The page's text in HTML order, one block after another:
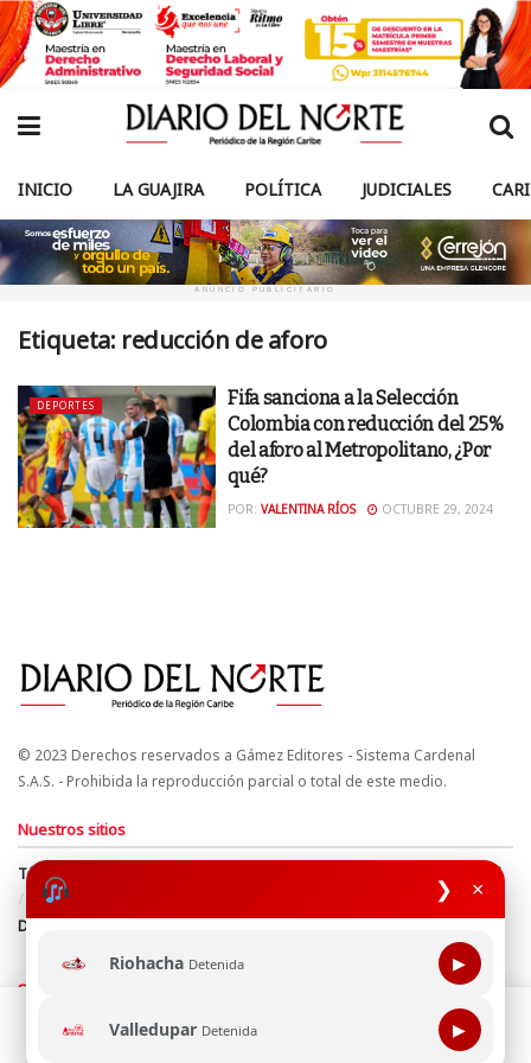
❯ ×
Riohacha Detenida ▶
Valledupar Detenida ▶
INICIO LA GUAJIRA POLÍTICA JUDICIALES
ANUNCIO PUBLICITARIO
Etiqueta: reducción de aforo
DEPORTES
Fifa sanciona a la Selección
Colombia con reducción del 25%
del aforo al Metropolitano, ¿Por
qué?
POR: VALENTINA RÍOS OCTUBRE 29, 2024
© 2023 Derechos reservados a Gámez Editores - Sistema Cardenal
S.A.S. - Prohibida la reproducción parcial o total de este medio.
Nuestros sitios
Términos y Condiciones
Derechos de Autor y Propiedad Intelectual
Política de uso de cookies
Política de Tratamiento de Datos
Directrices Editoriales
Síguenos
Esta página web usa cookie para mejorar tu experiencia de
navegación, al continuar aceptas nuestra política de uso de